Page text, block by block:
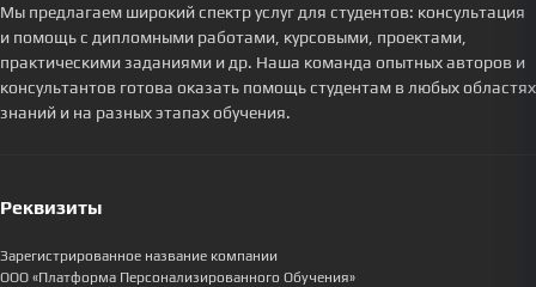
Мы предлагаем широкий спектр услуг для студентов: консультация
и помощь с дипломными работами, курсовыми, проектами,
практическими заданиями и др. Наша команда опытных авторов и
консультантов готова оказать помощь студентам в любых областях
знаний и на разных этапах обучения.
Реквизиты
Зарегистрированное название компании
ООО «Платформа Персонализированного Обучения»